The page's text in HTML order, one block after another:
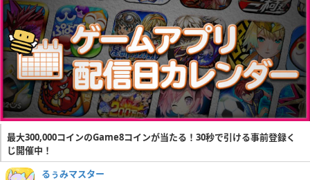
最大300,000コインのGame8コインが当たる！30秒で引ける事前登録く
じ開催中！
るぅみマスター